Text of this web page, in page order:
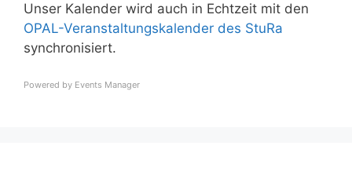
Unser Kalender wird auch in Echtzeit mit den
OPAL-Veranstaltungskalender des StuRa
synchronisiert.
Powered by Events Manager